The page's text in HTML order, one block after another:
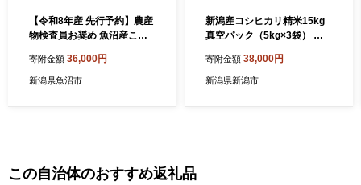
【令和8年産 先行予約】農産
物検査員お奨め 魚沼産こし
3）米 コメ こめ お米 おこめ
白米 コシヒカリ 新潟県産 人
寄附金額 36,000円
新潟県魚沼市
新潟産コシヒカリ精米15kg
真空パック（5kg×3袋） 米
精米 コシヒカリ こしひかり
15kg ご飯 ごはん 新潟
寄附金額 38,000円
新潟県新潟市
この自治体のおすすめ返礼品